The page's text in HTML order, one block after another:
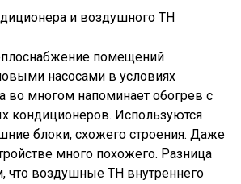
и воздушного ТН
помещений
насосами в условиях
во многом напоминает обогрев с
Используются
блоки, схожего строения. Даже
много похожего. Разница
что воздушные ТН внутреннего